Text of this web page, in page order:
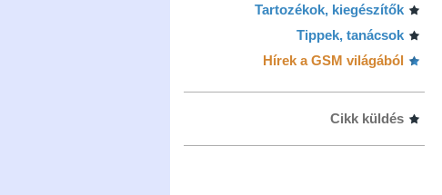
Tartozékok, kiegészítők
Tippek, tanácsok
Hírek a GSM világából
Cikk küldés